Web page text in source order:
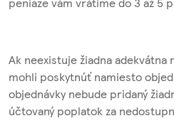
Ak neexistuje žiadna adekvátna
mohli poskytnúť namiesto
objednávky nebude pridaný
účtovaný poplatok za